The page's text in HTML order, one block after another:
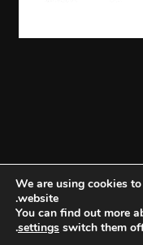
We are using cookies
website.
You can find out more
switch them
settings
.